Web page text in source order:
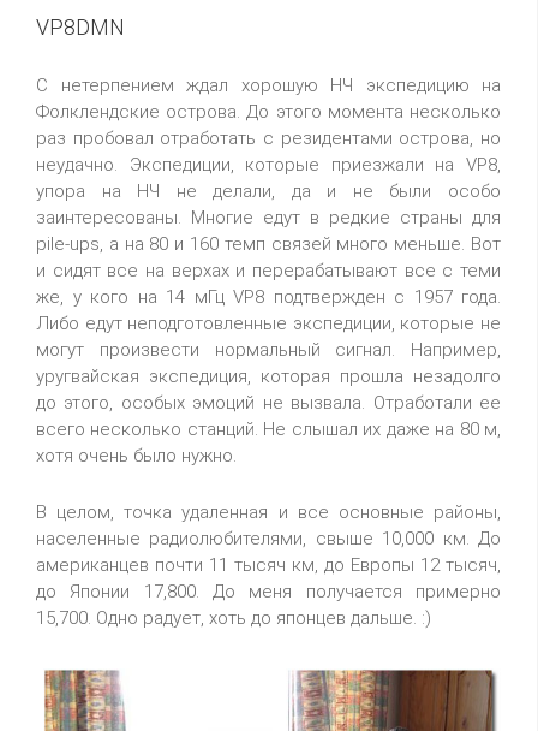
VP8DMN
С нетерпением ждал хорошую НЧ экспедицию на
Фолклендские острова. До этого момента несколько
раз пробовал отработать с резидентами острова, но
неудачно. Экспедиции, которые приезжали на VP8,
упора на НЧ не делали, да и не были особо
заинтересованы. Многие едут в редкие страны для
pile-ups, а на 80 и 160 темп связей много меньше. Вот
и сидят все на верхах и перерабатывают все с теми
же, у кого на 14 мГц VP8 подтвержден с 1957 года.
Либо едут неподготовленные экспедиции, которые не
могут произвести нормальный сигнал. Например,
уругвайская экспедиция, которая прошла незадолго
до этого, особых эмоций не вызвала. Отработали ее
всего несколько станций. Не слышал их даже на 80 м,
хотя очень было нужно.
В целом, точка удаленная и все основные районы,
населенные радиолюбителями, свыше 10,000 км. До
американцев почти 11 тысяч км, до Европы 12 тысяч,
до Японии 17,800. До меня получается примерно
15,700. Одно радует, хоть до японцев дальше. :)